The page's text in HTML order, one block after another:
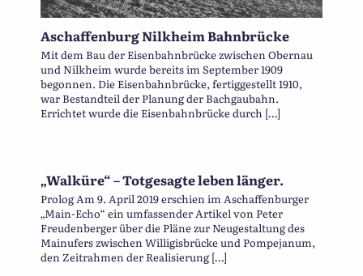
Aschaffenburg Nilkheim Bahnbrücke
Mit dem Bau der Eisenbahnbrücke zwischen Obernau
und Nilkheim wurde bereits im September 1909
begonnen. Die Eisenbahnbrücke, fertiggestellt 1910,
war Bestandteil der Planung der Bachgaubahn.
Errichtet wurde die Eisenbahnbrücke durch […]
„Walküre“ – Totgesagte leben länger.
Prolog Am 9. April 2019 erschien im Aschaffenburger
„Main-Echo“ ein umfassender Artikel von Peter
Freudenberger über die Pläne zur Neugestaltung des
Mainufers zwischen Willigisbrücke und Pompejanum,
den Zeitrahmen der Realisierung […]